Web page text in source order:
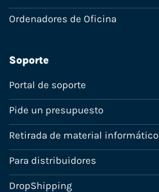
Ordenadores de Oficina
Soporte
Portal de soporte
Pide un presupuesto
Retirada de material informático
Para distribuidores
DropShipping